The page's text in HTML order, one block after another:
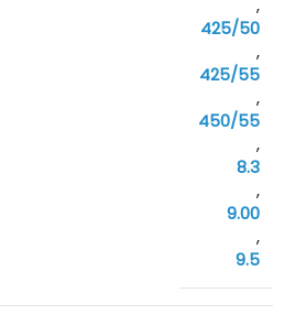
,
425/50
,
425/55
,
450/55
,
8.3
,
9.00
,
9.5